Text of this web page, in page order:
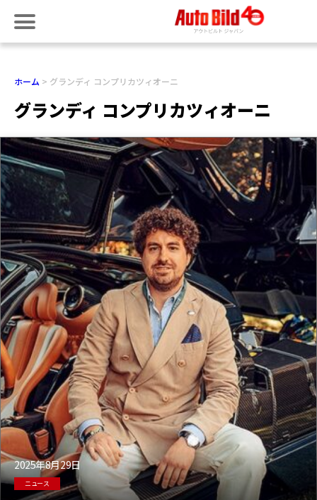
ホーム グランディ コンプリカツィオーニ
グランディ コンプリカツィオーニ
2025年8月29日
ニュース